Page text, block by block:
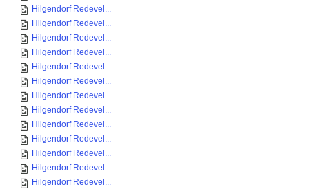
Hilgendorf Redevel...
Hilgendorf Redevel...
Hilgendorf Redevel...
Hilgendorf Redevel...
Hilgendorf Redevel...
Hilgendorf Redevel...
Hilgendorf Redevel...
Hilgendorf Redevel...
Hilgendorf Redevel...
Hilgendorf Redevel...
Hilgendorf Redevel...
Hilgendorf Redevel...
Hilgendorf Redevel...